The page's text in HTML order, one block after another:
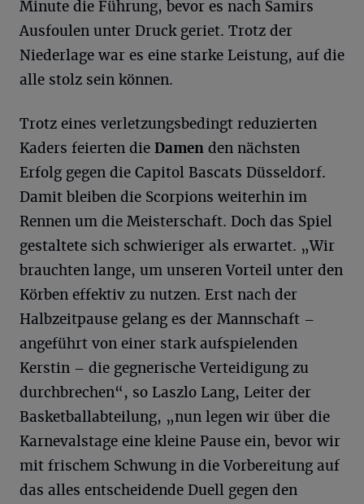
Minute die Führung, bevor es nach Samirs
Ausfoulen unter Druck geriet. Trotz der
Niederlage war es eine starke Leistung, auf die
alle stolz sein können.
Trotz eines verletzungsbedingt reduzierten
Kaders feierten die Damen den nächsten
Erfolg gegen die Capitol Bascats Düsseldorf.
Damit bleiben die Scorpions weiterhin im
Rennen um die Meisterschaft. Doch das Spiel
gestaltete sich schwieriger als erwartet. „Wir
brauchten lange, um unseren Vorteil unter den
Körben effektiv zu nutzen. Erst nach der
Halbzeitpause gelang es der Mannschaft –
angeführt von einer stark aufspielenden
Kerstin – die gegnerische Verteidigung zu
durchbrechen“, so Laszlo Lang, Leiter der
Basketballabteilung, „nun legen wir über die
Karnevalstage eine kleine Pause ein, bevor wir
mit frischem Schwung in die Vorbereitung auf
das alles entscheidende Duell gegen den